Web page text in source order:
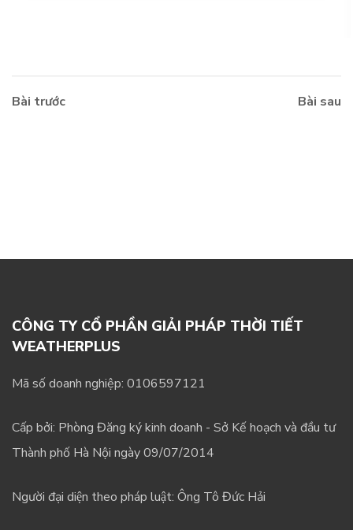
Bài trước Bài sau
CÔNG TY CỔ PHẦN GIẢI PHÁP THỜI TIẾT
WEATHERPLUS
Mã số doanh nghiệp: 0106597121
Cấp bởi: Phòng Đăng ký kinh doanh - Sở Kế hoạch và đầu tư
Thành phố Hà Nội ngày 09/07/2014
Người đại diện theo pháp luật: Ông Tô Đức Hải